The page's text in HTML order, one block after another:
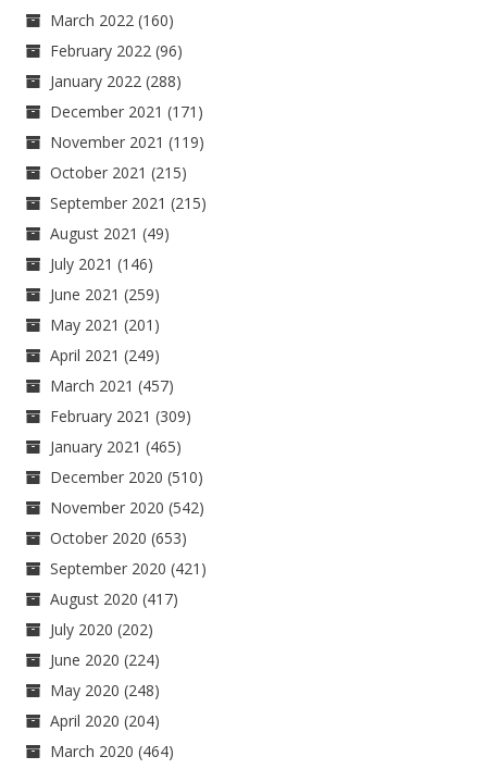
March 2022 (160)
February 2022 (96)
January 2022 (288)
December 2021 (171)
November 2021 (119)
October 2021 (215)
September 2021 (215)
August 2021 (49)
July 2021 (146)
June 2021 (259)
May 2021 (201)
April 2021 (249)
March 2021 (457)
February 2021 (309)
January 2021 (465)
December 2020 (510)
November 2020 (542)
October 2020 (653)
September 2020 (421)
August 2020 (417)
July 2020 (202)
June 2020 (224)
May 2020 (248)
April 2020 (204)
March 2020 (464)